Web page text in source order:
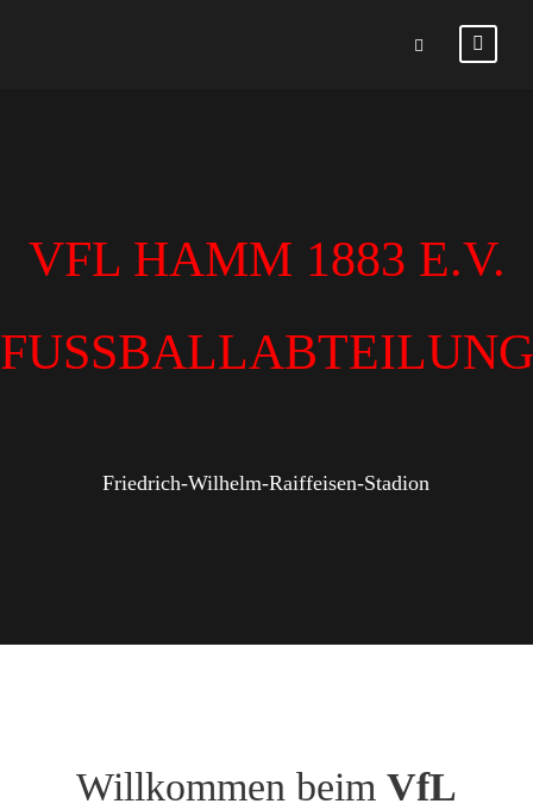
VFL HAMM 1883 E.V.
FUSSBALLABTEILUNG
Friedrich-Wilhelm-Raiffeisen-Stadion
Willkommen beim VfL